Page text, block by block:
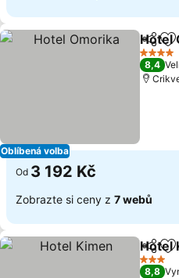
Oblíbená volba
Sdílet
Hotel
4 Počet
8,4
Od 3 192 Kč
Zobrazte si ceny z 7 webů
Sdílet
Hotel
3 Počet
8,8